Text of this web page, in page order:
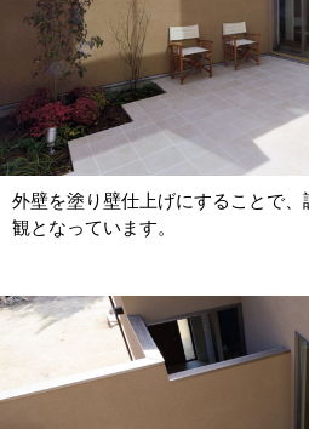
外壁を塗り壁仕上げにすることで
観となっています。